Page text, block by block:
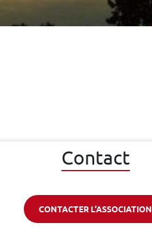
Contact
CONTACTER L’ASSOCIATION